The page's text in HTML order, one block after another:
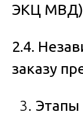
ЭКЦ
2.4.
заказу
Этапы